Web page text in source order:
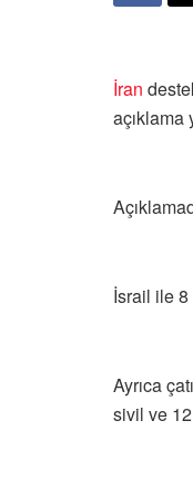
İran
açıklama
İsrail ile 8
Ayrıca
sivil ve